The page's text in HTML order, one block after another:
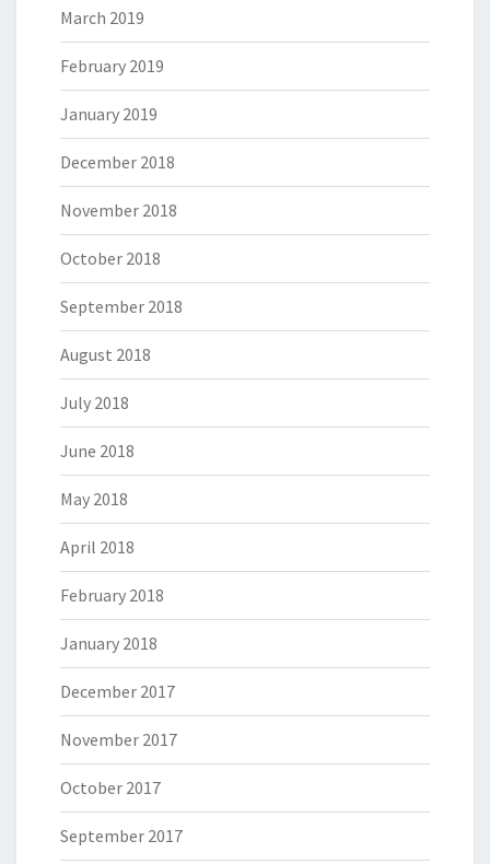
March 2019
February 2019
January 2019
December 2018
November 2018
October 2018
September 2018
August 2018
July 2018
June 2018
May 2018
April 2018
February 2018
January 2018
December 2017
November 2017
October 2017
September 2017